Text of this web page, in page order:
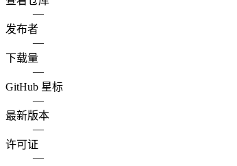
—
发布者
—
下载量
—
GitHub 星标
—
最新版本
—
许可证
—